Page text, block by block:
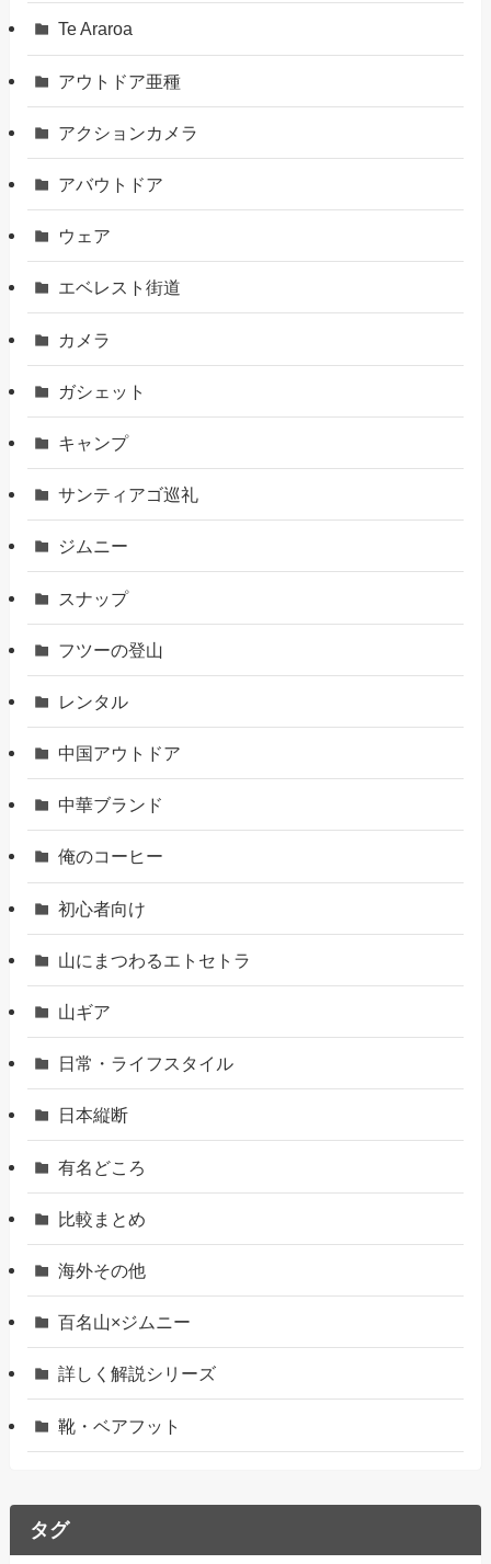
Te Araroa
アウトドア亜種
アクションカメラ
アバウトドア
ウェア
エベレスト街道
カメラ
ガシェット
キャンプ
サンティアゴ巡礼
ジムニー
スナップ
フツーの登山
レンタル
中国アウトドア
中華ブランド
俺のコーヒー
初心者向け
山にまつわるエトセトラ
山ギア
日常・ライフスタイル
日本縦断
有名どころ
比較まとめ
海外その他
百名山×ジムニー
詳しく解説シリーズ
靴・ベアフット
タグ